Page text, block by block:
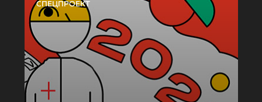
СПЕЦПРОЕКТ